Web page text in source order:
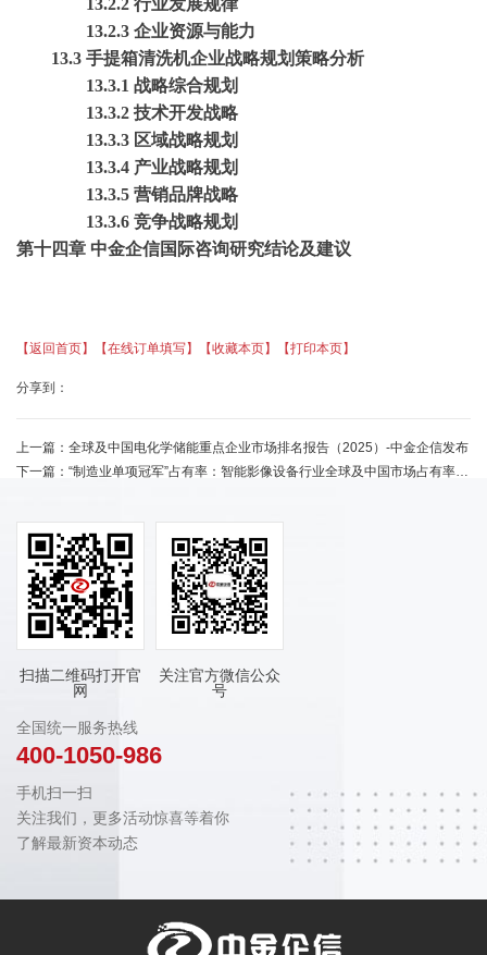
13.2.2 行业发展规律
13.2.3 企业资源与能力
13.3 手提箱清洗机企业战略规划策略分析
13.3.1 战略综合规划
13.3.2 技术开发战略
13.3.3 区域战略规划
13.3.4 产业战略规划
13.3.5 营销品牌战略
13.3.6 竞争战略规划
第十四章 中金企信国际咨询研究结论及建议
【返回首页】 【在线订单填写】 【收藏本页】 【打印本页】
分享到：
上一篇： 全球及中国电化学储能重点企业市场排名报告（2025）-中金企信发布
下一篇： “制造业单项冠军”占有率：智能影像设备行业全球及中国市场占有率专项报告（2025版）
扫描二维码打开官
网
关注官方微信公众
号
全国统一服务热线
400-1050-986
手机扫一扫
关注我们，更多活动惊喜等着你
了解最新资本动态